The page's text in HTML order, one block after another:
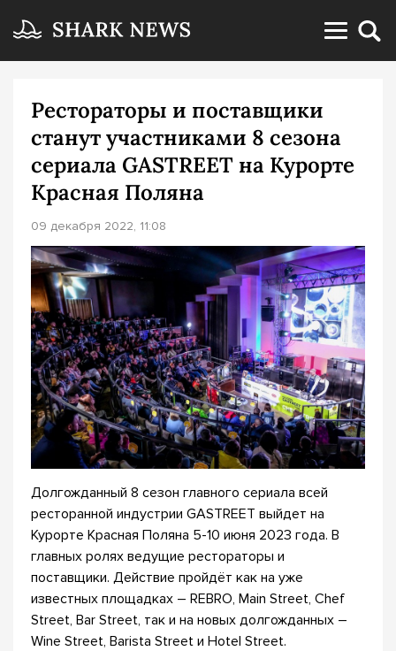
Рестораторы и поставщики
станут участниками 8 сезона
сериала GASTREET на Курорте
Красная Поляна
09 декабря 2022, 11:08
Долгожданный 8 сезон главного сериала всей
ресторанной индустрии GASTREET выйдет на
Курорте Красная Поляна 5-10 июня 2023 года. В
главных ролях ведущие рестораторы и
поставщики. Действие пройдёт как на уже
известных площадках – REBRO, Main Street, Chef
Street, Bar Street, так и на новых долгожданных –
Wine Street, Barista Street и Hotel Street.